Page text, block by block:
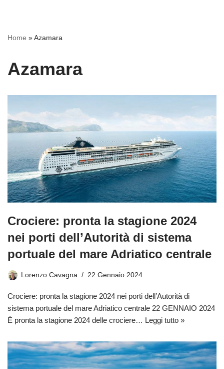
Home »Azamara
Azamara
Crociere: pronta la stagione 2024
nei porti dell’Autorità di sistema
portuale del mare Adriatico centrale
Lorenzo Cavagna 22 Gennaio 2024
Crociere: pronta la stagione 2024 nei porti dell’Autorità di
sistema portuale del mare Adriatico centrale 22 GENNAIO 2024
È pronta la stagione 2024 delle crociere… Leggi tutto »